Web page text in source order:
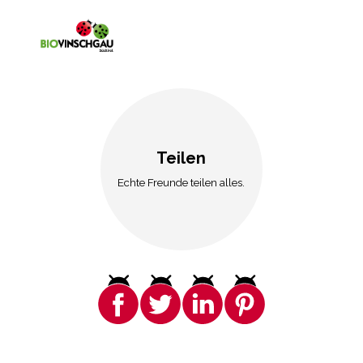
Teilen
Echte Freunde teilen alles.